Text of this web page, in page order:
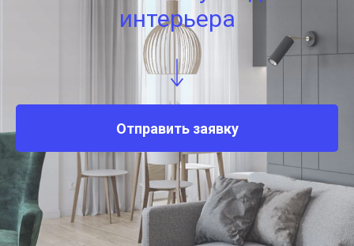
интерьера
Отправить заявку